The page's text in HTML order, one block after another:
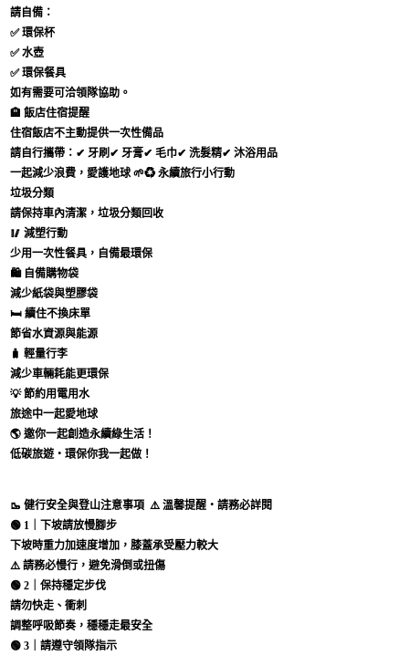
請自備：
✅ 環保杯
✅ 水壺
✅ 環保餐具
如有需要可洽領隊協助。
🏨 飯店住宿提醒
住宿飯店不主動提供一次性備品
請自行攜帶： ✔ 牙刷✔ 牙膏✔ 毛巾✔ 洗髮精✔ 沐浴用品
一起減少浪費，愛護地球 🌱♻️ 永續旅行小行動
垃圾分類
請保持車內清潔，垃圾分類回收
🥢減塑行動
少用一次性餐具，自備最環保
🛍 自備購物袋
減少紙袋與塑膠袋
🛏續住不換床單
節省水資源與能源
🧳輕量行李
減少車輛耗能更環保
💡節約用電用水
旅途中一起愛地球
🌎邀你一起創造永續綠生活！
低碳旅遊・環保你我一起做！
🥾 健行安全與登山注意事項 ⚠️ 溫馨提醒・請務必詳閱
🟢 1｜下坡請放慢腳步
下坡時重力加速度增加，膝蓋承受壓力較大
⚠️ 請務必慢行，避免滑倒或扭傷
🟢2｜保持穩定步伐
請勿快走、衝刺
調整呼吸節奏，穩穩走最安全
🟢3｜請遵守領隊指示